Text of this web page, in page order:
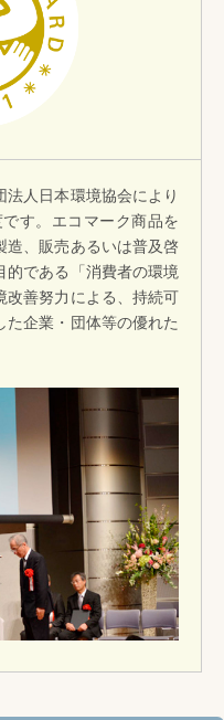
人日本環境協会により
す。エコマーク商品を
造、販売あるいは普及啓
的である「消費者の環境
改善努力による、持続可
企業・団体等の優れた